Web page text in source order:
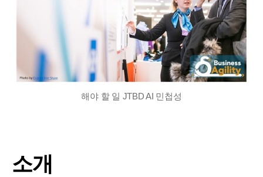
해야 할 일 JTBD AI 민첩성
소개